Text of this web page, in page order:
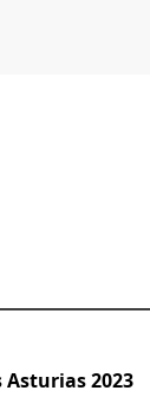
Asturias 2023